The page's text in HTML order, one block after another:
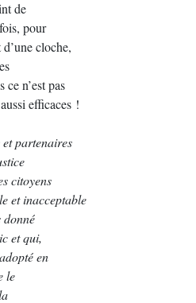
de
pour
cloche,
ce n’est pas
efficaces !
partenaires
citoyens
et inacceptable
donné
et qui,
en
le